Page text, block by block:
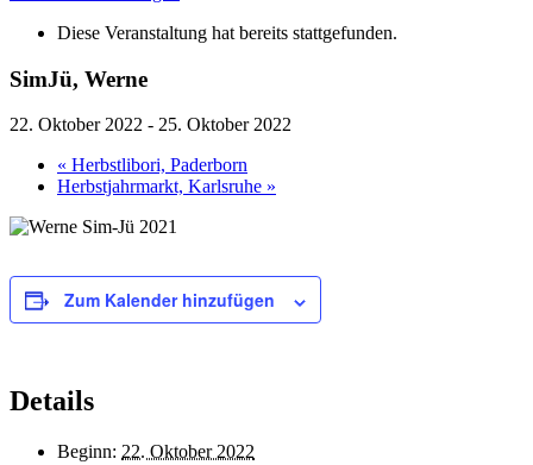
Diese Veranstaltung hat bereits stattgefunden.
SimJü, Werne
22. Oktober 2022 - 25. Oktober 2022
« Herbstlibori, Paderborn
Herbstjahrmarkt, Karlsruhe »
Zum Kalender hinzufügen
Details
Beginn: 22. Oktober 2022